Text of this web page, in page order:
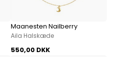
Maanesten Nailberry
Aila Halskæde
550,00 DKK